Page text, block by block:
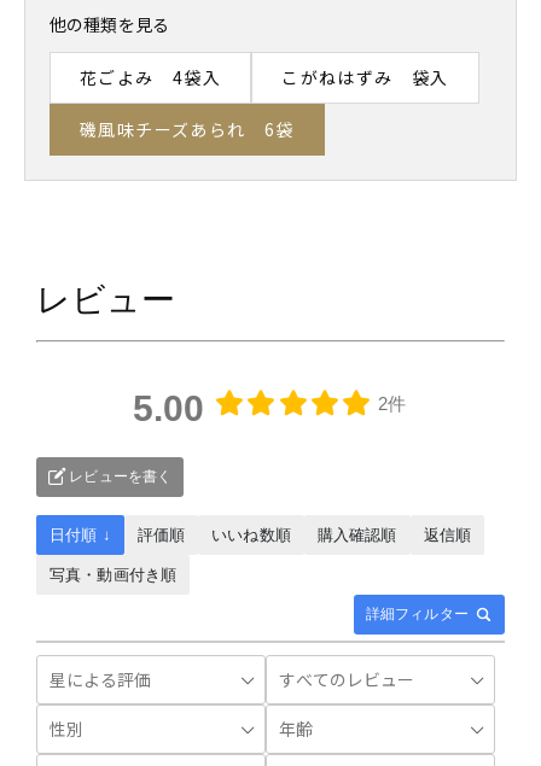
他の種類を見る
花ごよみ 4袋入 こがねはずみ 袋入
磯風味チーズあられ 6袋
レビュー
5.00 2件
レビューを書く
詳細フィルター
日付順 ↓ 評価順 いいね数順 購入確認順 返信順
写真・動画付き順